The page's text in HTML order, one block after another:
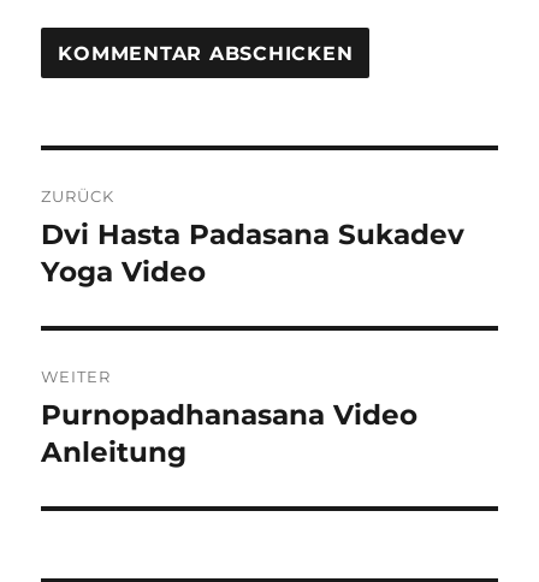
R
A
T
:
ZURÜCK
Vorheriger
Beitrag:
Dvi Hasta Padasana Sukadev
Yoga Video
WEITER
Nächster
Beitrag:
Purnopadhanasana Video
Anleitung